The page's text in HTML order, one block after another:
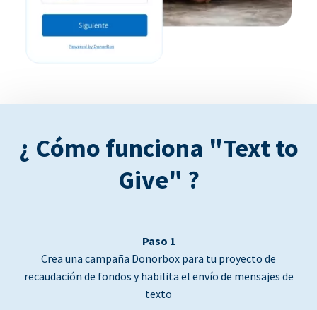
¿ Cómo funciona "Text to
Give" ?
Paso 1
Crea una campaña Donorbox para tu proyecto de
recaudación de fondos y habilita el envío de mensajes de
texto